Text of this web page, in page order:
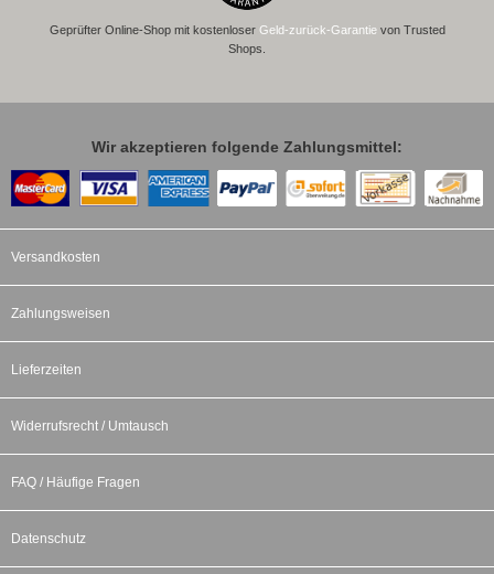
Geprüfter Online-Shop mit kostenloser Geld-zurück-Garantievon Trusted
Shops.
Wir akzeptieren folgende Zahlungsmittel:
Versandkosten
Zahlungsweisen
Lieferzeiten
Widerrufsrecht / Umtausch
FAQ / Häufige Fragen
Datenschutz